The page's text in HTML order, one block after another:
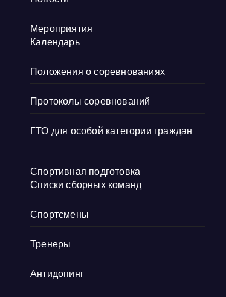
Мероприятия
Календарь
Положения о соревнованиях
Протоколы соревнований
ГТО для особой категории граждан
Спортивная подготовка
Списки сборных команд
Спортсмены
Тренеры
Антидопинг